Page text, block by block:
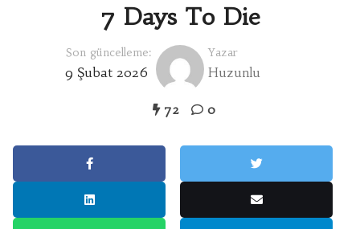
7 Days To Die
Son güncelleme:
9 Şubat 2026
Yazar
Huzunlu
72 0